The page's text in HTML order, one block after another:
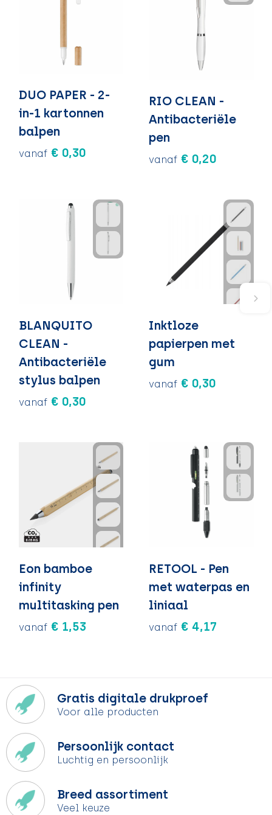
DUO PAPER - 2-
in-1 kartonnen
balpen
vanaf € 0,30
RIO CLEAN -
Antibacteriële
pen
vanaf € 0,20
BLANQUITO
CLEAN -
Antibacteriële
stylus balpen
vanaf € 0,30
Inktloze
papierpen met
gum
vanaf € 0,30
Eon bamboe
infinity
multitasking pen
vanaf € 1,53
RETOOL - Pen
met waterpas en
liniaal
vanaf € 4,17
Gratis digitale drukproef
Voor alle producten
Persoonlijk contact
Luchtig en persoonlijk
Breed assortiment
Veel keuze